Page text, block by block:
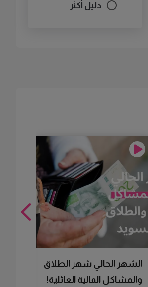
دليل أكثر
الشهر الحالي شهر الطلاق
والمشاكل المالية العائلية!